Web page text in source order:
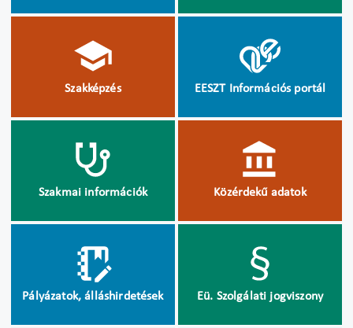
Szakképzés EESZT Információs portál
Szakmai információk Közérdekű adatok
Pályázatok, álláshirdetések Eü. Szolgálati jogviszony